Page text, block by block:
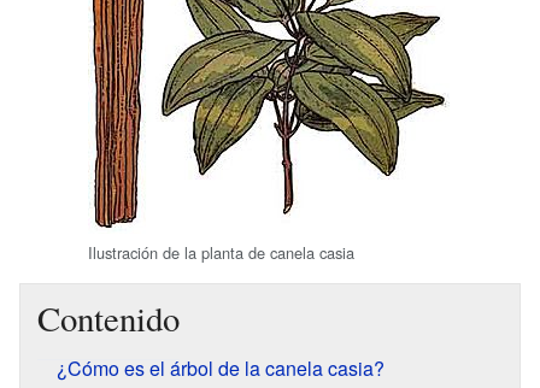
Ilustración de la planta de canela casia
Contenido
¿Cómo es el árbol de la canela casia?